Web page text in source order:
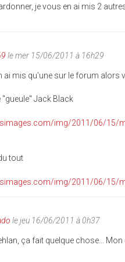
je vous en ai mis 2
le mer 15/06/2011 à 16h29
ai mis qu'une sur le forum alors
"gueule" Jack Black
tout
le jeu 16/06/2011 à 0h37
ça fait quelque chose...